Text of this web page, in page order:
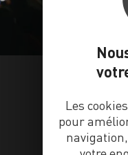
Les
pour